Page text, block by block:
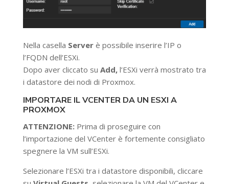
Nella casella Serverè possibile inserire l’IP o
l’FQDN dell’ESXi.
Dopo aver cliccato su Add,l’ESXi verrà mostrato tra
i datastore dei nodi di Proxmox.
IMPORTARE IL VCENTER DA UN ESXI A
PROXMOX
ATTENZIONE: Prima di proseguire con
l’importazione del VCenter è fortemente consigliato
spegnere la VM sull’ESXi.
Selezionare l’ESXi tra i datastore disponibili, cliccare